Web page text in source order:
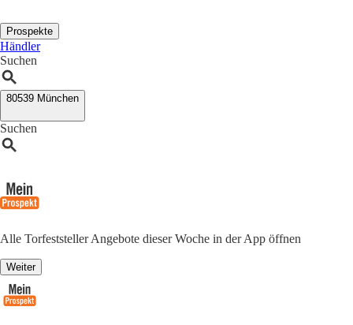
Prospekte
Händler
Suchen
80539 München
Suchen
Alle Torfeststeller Angebote dieser Woche in der App öffnen
Weiter